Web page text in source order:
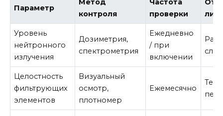
Параметр
Метод
контроля
Частота
проверки
Уровень
нейтронного
излучения
Дозиметрия,
спектрометрия
Ежедневно
/ при
включении
Целостность
фильтрующих
элементов
Визуальный
осмотр,
плотномер
Ежемесячно